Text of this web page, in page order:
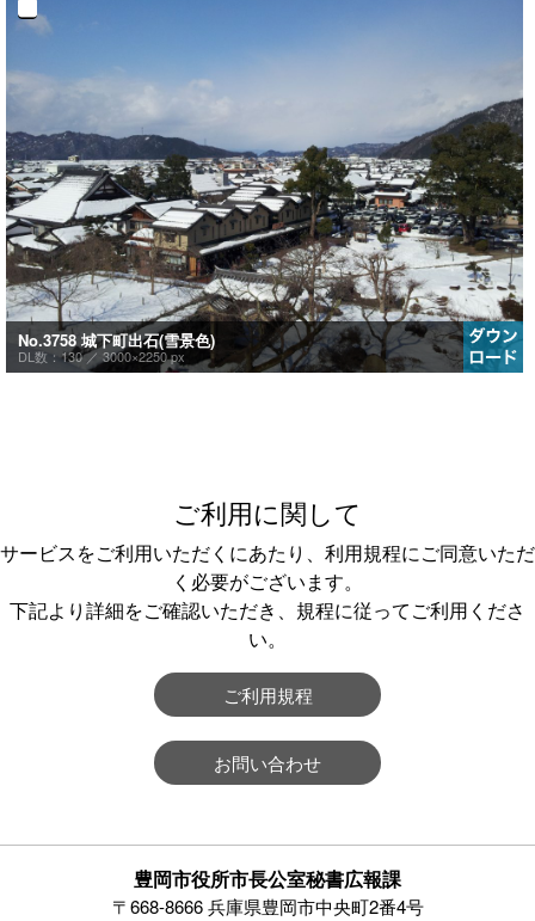
No.3758 城下町出石(雪景色)
DL数：130 ／ 3000×2250 px
ご利用に関して
サービスをご利用いただくにあたり、利用規程にご同意いただ
く必要がございます。
下記より詳細をご確認いただき、規程に従ってご利用くださ
い。
ご利用規程
お問い合わせ
豊岡市役所市長公室秘書広報課
〒668-8666 兵庫県豊岡市中央町2番4号